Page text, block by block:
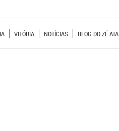
VITÓRIA NOTÍCIAS BLOG DO ZÉ